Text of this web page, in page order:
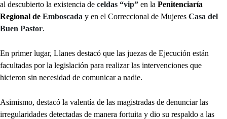
al descubierto la existencia de celdas “vip” en la Penitenciaría
Regional de Emboscada y en el Correccional de Mujeres Casa del
Buen Pastor.
En primer lugar, Llanes destacó que las juezas de Ejecución están
facultadas por la legislación para realizar las intervenciones que
hicieron sin necesidad de comunicar a nadie.
Asimismo, destacó la valentía de las magistradas de denunciar las
irregularidades detectadas de manera fortuita y dio su respaldo a las